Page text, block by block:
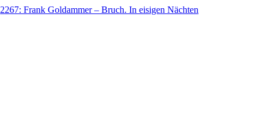
2267: Frank Goldammer – Bruch. In eisigen Nächten